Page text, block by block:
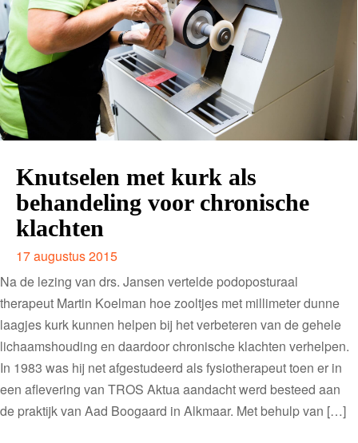
Knutselen met kurk als
behandeling voor chronische
klachten
17 augustus 2015
Na de lezing van drs. Jansen vertelde podoposturaal
therapeut Martin Koelman hoe zooltjes met millimeter dunne
laagjes kurk kunnen helpen bij het verbeteren van de gehele
lichaamshouding en daardoor chronische klachten verhelpen.
In 1983 was hij net afgestudeerd als fysiotherapeut toen er in
een aflevering van TROS Aktua aandacht werd besteed aan
de praktijk van Aad Boogaard in Alkmaar. Met behulp van […]